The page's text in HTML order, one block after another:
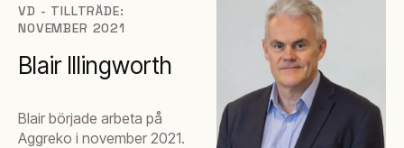
VD - TILLTRÄDE:
NOVEMBER 2021
Blair Illingworth
Blair började arbeta på
Aggreko i november 2021.